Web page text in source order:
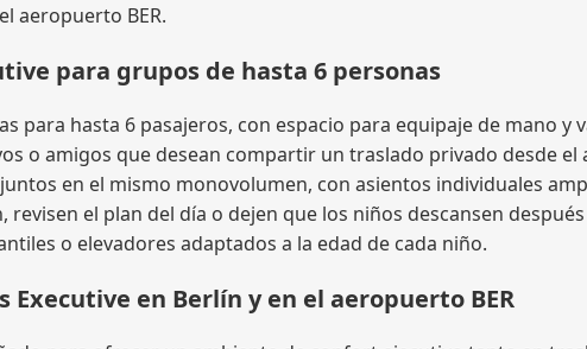
aeropuerto BER.
para grupos de hasta 6 personas
para hasta 6 pasajeros, con espacio para equipaje de mano
o amigos que desean compartir un traslado privado desde el
en el mismo monovolumen, con asientos individuales
el plan del día o dejen que los niños descansen
o elevadores adaptados a la edad de cada niño.
Executive en Berlín y en el aeropuerto BER